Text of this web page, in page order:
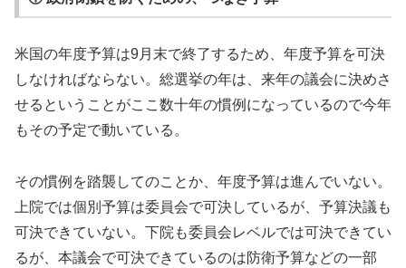
米国の年度予算は9月末で終了するため、年度予算を可決
しなければならない。総選挙の年は、来年の議会に決めさ
せるということがここ数十年の慣例になっているので今年
もその予定で動いている。
その慣例を踏襲してのことか、年度予算は進んでいない。
上院では個別予算は委員会で可決しているが、予算決議も
可決できていない。下院も委員会レベルでは可決できてい
るが、本議会で可決できているのは防衛予算などの一部